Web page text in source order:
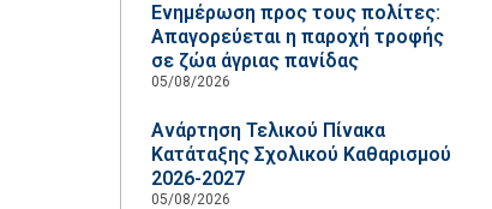
Ενημέρωση προς τους πολίτες:
Απαγορεύεται η παροχή τροφής
σε ζώα άγριας πανίδας
05/08/2026
Ανάρτηση Τελικού Πίνακα
Κατάταξης Σχολικού Καθαρισμού
2026-2027
05/08/2026